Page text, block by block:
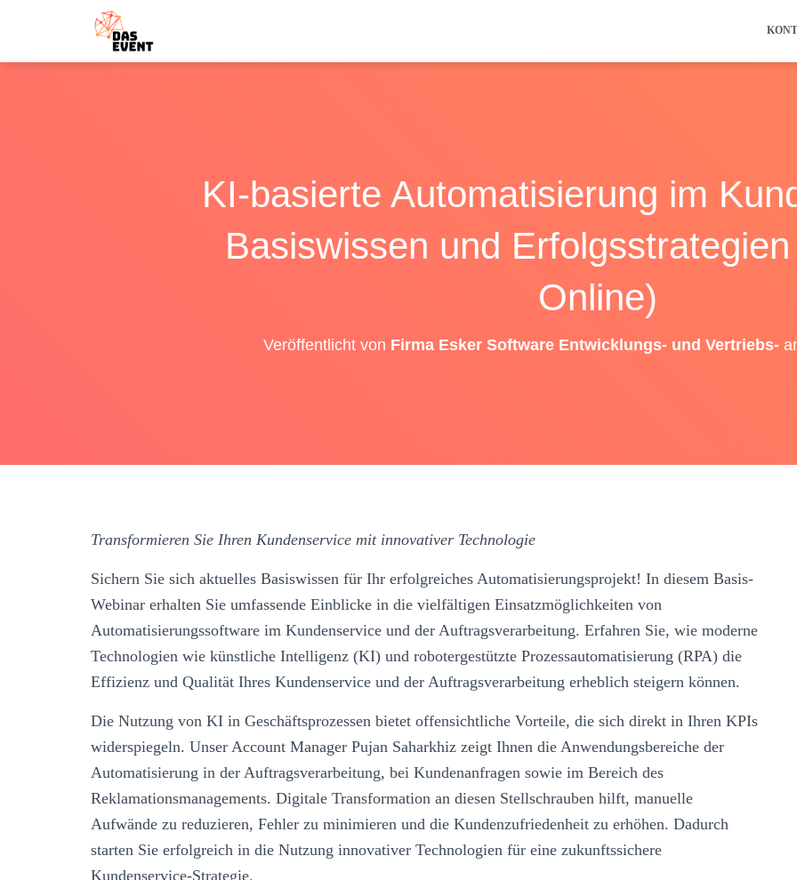
KI-basierte Automatisierung im
Basiswissen und
Online)
Veröffentlicht von Firma Esker Software Entwicklungs- und Vertriebs-
Transformieren Sie Ihren Kundenservice mit innovativer Technologie
Sichern Sie sich aktuelles Basiswissen für Ihr erfolgreiches Automatisierungsprojekt! In diesem Basis-
Webinar erhalten Sie umfassende Einblicke in die vielfältigen Einsatzmöglichkeiten von
Automatisierungssoftware im Kundenservice und der Auftragsverarbeitung. Erfahren Sie, wie moderne
Technologien wie künstliche Intelligenz (KI) und robotergestützte Prozessautomatisierung (RPA) die
Effizienz und Qualität Ihres Kundenservice und der Auftragsverarbeitung erheblich steigern können.
Die Nutzung von KI in Geschäftsprozessen bietet offensichtliche Vorteile, die sich direkt in Ihren KPIs
widerspiegeln. Unser Account Manager Pujan Saharkhiz zeigt Ihnen die Anwendungsbereiche der
Automatisierung in der Auftragsverarbeitung, bei Kundenanfragen sowie im Bereich des
Reklamationsmanagements. Digitale Transformation an diesen Stellschrauben hilft, manuelle
Aufwände zu reduzieren, Fehler zu minimieren und die Kundenzufriedenheit zu erhöhen. Dadurch
starten Sie erfolgreich in die Nutzung innovativer Technologien für eine zukunftssichere
Kundenservice-Strategie.